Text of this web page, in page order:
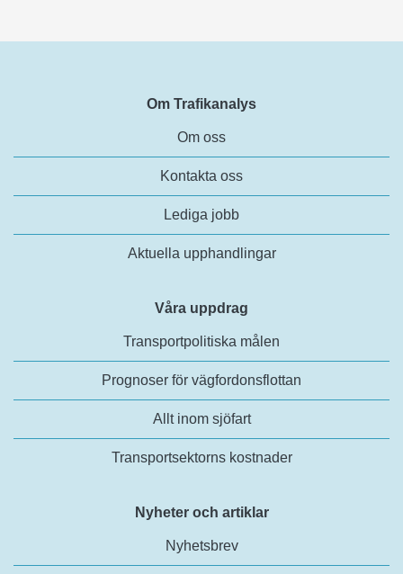
Om Trafikanalys
Om oss
Kontakta oss
Lediga jobb
Aktuella upphandlingar
Våra uppdrag
Transportpolitiska målen
Prognoser för vägfordonsflottan
Allt inom sjöfart
Transportsektorns kostnader
Nyheter och artiklar
Nyhetsbrev